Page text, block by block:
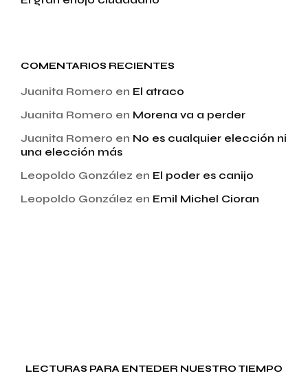
COMENTARIOS RECIENTES
Juanita Romero en El atraco
Juanita Romero en Morena va a perder
Juanita Romero en No es cualquier elección ni
una elección más
Leopoldo González en El poder es canijo
Leopoldo González en Emil Michel Cioran
LECTURAS PARA ENTEDER NUESTRO TIEMPO